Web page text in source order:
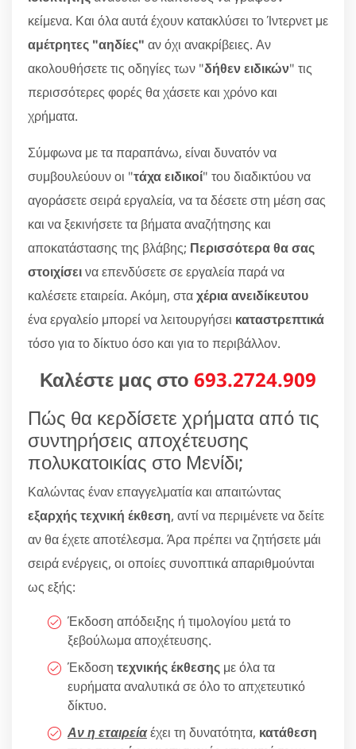
κείμενα. Και όλα αυτά έχουν κατακλύσει το Ίντερνετ με
αμέτρητες "αηδίες" αν όχι ανακρίβειες. Αν
ακολουθήσετε τις οδηγίες των "δήθεν ειδικών" τις
περισσότερες φορές θα χάσετε και χρόνο και
χρήματα.
Σύμφωνα με τα παραπάνω, είναι δυνατόν να
συμβουλεύουν οι "τάχα ειδικοί" του διαδικτύου να
αγοράσετε σειρά εργαλεία, να τα δέσετε στη μέση σας
και να ξεκινήσετε τα βήματα αναζήτησης και
αποκατάστασης της βλάβης; Περισσότερα θα σας
στοιχίσεινα επενδύσετε σε εργαλεία παρά να
καλέσετε εταιρεία. Ακόμη, σταχέρια ανειδίκευτου
ένα εργαλείο μπορεί να λειτουργήσει καταστρεπτικά
τόσο για το δίκτυο όσο και για το περιβάλλον.
Καλέστε μας στο 693.2724.909
Πώς θα κερδίσετε χρήματα από τις
συντηρήσεις αποχέτευσης
πολυκατοικίας στο Μενίδι;
Καλώντας έναν επαγγελματία και απαιτώντας
εξαρχής τεχνική έκθεση, αντί να περιμένετε να δείτε
αν θα έχετε αποτέλεσμα. Άρα πρέπει να ζητήσετε μάι
σειρά ενέργεις, οι οποίες συνοπτικά απαριθμούνται
ως εξής:
Έκδοση απόδειξης ή τιμολογίου μετά το
ξεβούλωμα αποχέτευσης.
Έκδοση τεχνικής έκθεσης με όλα τα
ευρήματα αναλυτικά σε όλο το απχετευτικό
δίκτυο.
Αν η εταιρείαέχει τη δυνατότητα, κατάθεση